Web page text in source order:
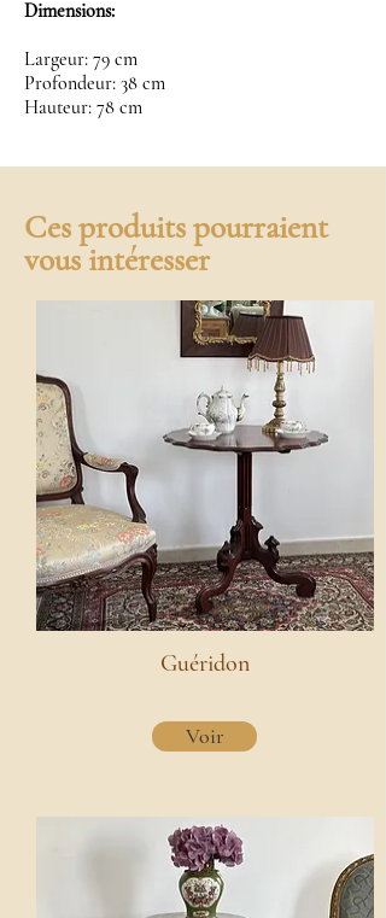
Dimensions:
Largeur: 79 cm
Profondeur: 38 cm
Hauteur: 78 cm
Ces produits pourraient
vous intéresser
Guéridon
Voir